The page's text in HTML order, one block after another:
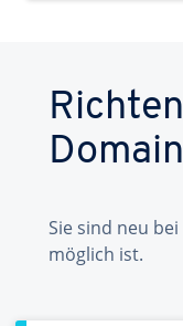
Sie sind neu bei
möglich ist.